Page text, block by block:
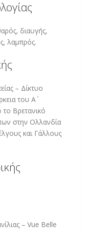
διαυγής,
λαμπρός.
– Δίκτυο
του Α΄
Βρετανικό
στην Ολλανδία
και Γάλλους
– Vue Belle